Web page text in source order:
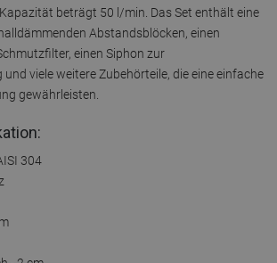
beträgt 50 l/min. Das Set enthält eine
Abstandsblöcken, einen
einen Siphon zur
viele weitere Zubehörteile, die eine einfache
gewährleisten.
304